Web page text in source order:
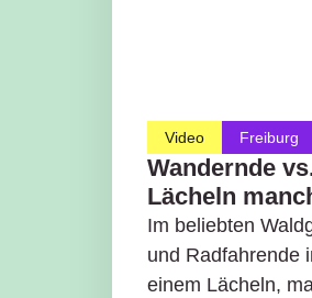
Video Freiburg
Wandernde
Lächeln
Im beliebten
und Radfahrende
einem Lächeln,